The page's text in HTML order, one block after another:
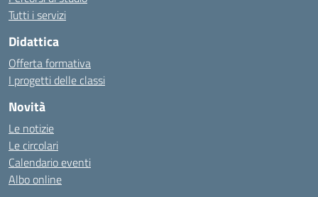
Tutti i servizi
Didattica
Offerta formativa
I progetti delle classi
Novità
Le notizie
Le circolari
Calendario eventi
Albo online